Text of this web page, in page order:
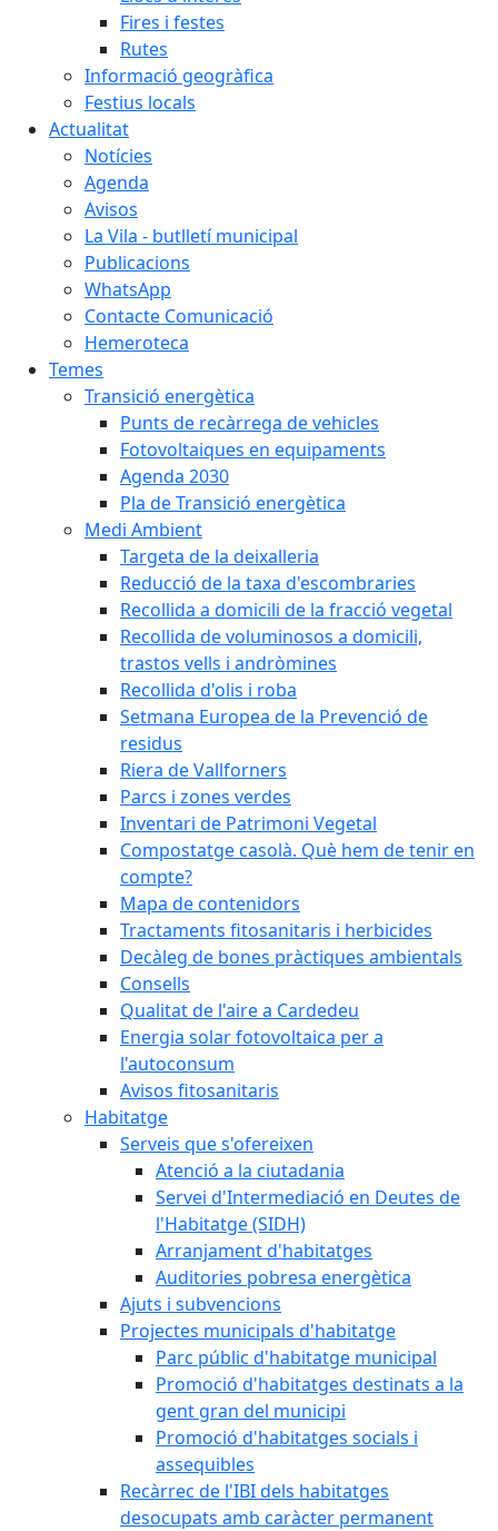
Fires i festes
Rutes
Informació geogràfica
Festius locals
Actualitat
Notícies
Agenda
Avisos
La Vila - butlletí municipal
Publicacions
WhatsApp
Contacte Comunicació
Hemeroteca
Temes
Transició energètica
Punts de recàrrega de vehicles
Fotovoltaiques en equipaments
Agenda 2030
Pla de Transició energètica
Medi Ambient
Targeta de la deixalleria
Reducció de la taxa d'escombraries
Recollida a domicili de la fracció vegetal
Recollida de voluminosos a domicili,
trastos vells i andròmines
Recollida d'olis i roba
Setmana Europea de la Prevenció de
residus
Riera de Vallforners
Parcs i zones verdes
Inventari de Patrimoni Vegetal
Compostatge casolà. Què hem de tenir en
compte?
Mapa de contenidors
Tractaments fitosanitaris i herbicides
Decàleg de bones pràctiques ambientals
Consells
Qualitat de l'aire a Cardedeu
Energia solar fotovoltaica per a
l'autoconsum
Avisos fitosanitaris
Habitatge
Serveis que s'ofereixen
Atenció a la ciutadania
Servei d'Intermediació en Deutes de
l'Habitatge (SIDH)
Arranjament d'habitatges
Auditories pobresa energètica
Ajuts i subvencions
Projectes municipals d'habitatge
Parc públic d'habitatge municipal
Promoció d'habitatges destinats a la
gent gran del municipi
Promoció d'habitatges socials i
assequibles
Recàrrec de l'IBI dels habitatges
desocupats amb caràcter permanent